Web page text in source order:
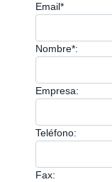
Email*
Nombre*:
Empresa:
Teléfono:
Fax: